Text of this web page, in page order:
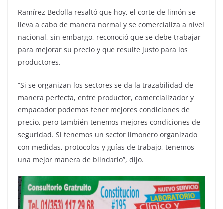
Ramírez Bedolla resaltó que hoy, el corte de limón se
lleva a cabo de manera normal y se comercializa a nivel
nacional, sin embargo, reconoció que se debe trabajar
para mejorar su precio y que resulte justo para los
productores.
“Si se organizan los sectores se da la trazabilidad de
manera perfecta, entre productor, comercializador y
empacador podemos tener mejores condiciones de
precio, pero también tenemos mejores condiciones de
seguridad. Si tenemos un sector limonero organizado
con medidas, protocolos y guías de trabajo, tenemos
una mejor manera de blindarlo”, dijo.